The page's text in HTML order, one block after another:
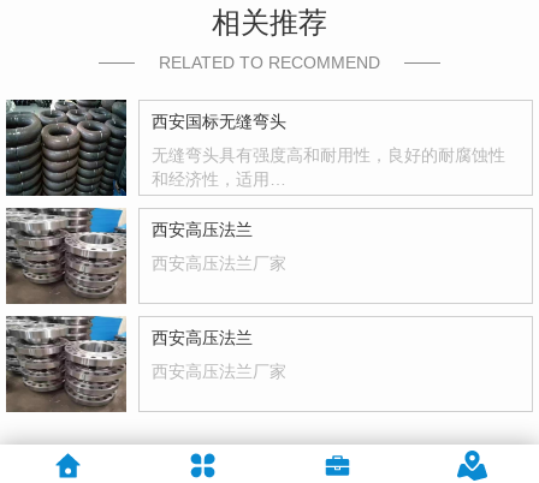
相关推荐
RELATED TO RECOMMEND
西安国标无缝弯头
无缝弯头具有强度高和耐用性，良好的耐腐蚀性
和经济性，适用…
西安高压法兰
西安高压法兰厂家
西安高压法兰
西安高压法兰厂家